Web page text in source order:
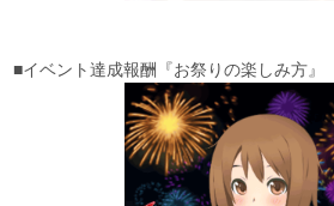
■イベント達成報酬『お祭りの楽しみ方』